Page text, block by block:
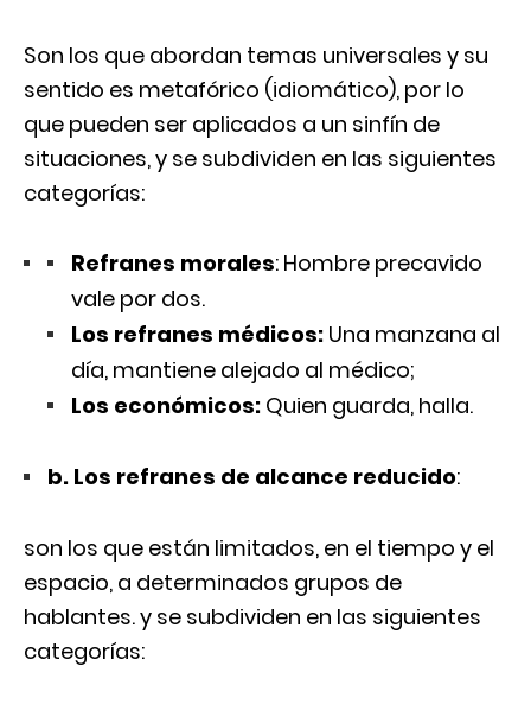
Son los que abordan temas universales y su
sentido es metafórico (idiomático), por lo
que pueden ser aplicados a un sinfín de
situaciones, y se subdividen en las siguientes
categorías:
Refranes morales: Hombre precavido
vale por dos.
Los refranes médicos: Una manzana al
día, mantiene alejado al médico;
Los económicos: Quien guarda, halla.
b. Los refranes de alcance reducido:
son los que están limitados, en el tiempo y el
espacio, a determinados grupos de
hablantes. y se subdividen en las siguientes
categorías: